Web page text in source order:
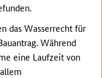
das Wasserrecht für
Während
eine Laufzeit von